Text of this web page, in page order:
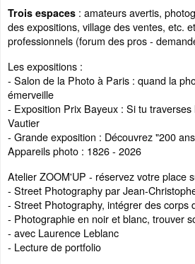
Trois espaces : amateurs avertis,
des expositions, village des ventes, etc.
professionnels (forum des pros -
Les expositions :
- Salon de la Photo à Paris : quand la
émerveille
- Exposition Prix Bayeux : Si tu
Vautier
- Grande exposition : Découvrez "200
Appareils photo : 1826 - 2026
Atelier ZOOM'UP - réservez votre place
- Street Photography par Jean-
- Street Photography, intégrer des corps
- Photographie en noir et blanc, trouver
- avec Laurence Leblanc
- Lecture de portfolio